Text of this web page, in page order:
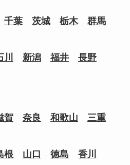
千葉 茨城 栃木 群馬
川 新潟 福井 長野
賀 奈良 和歌山 三重
根 山口 徳島 香川